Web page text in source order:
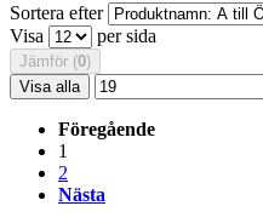
Sortera efter
Visa
per sida
Jämför (0)
Visa alla
Föregående
1
2
Nästa